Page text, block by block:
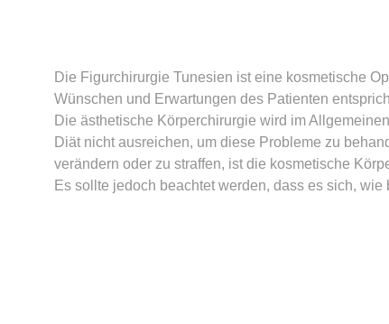
Die Figurchirurgie Tunesien ist eine kosmetische
Wünschen und Erwartungen des Patienten
Die ästhetische Körperchirurgie wird im
Diät nicht ausreichen, um diese Probleme zu
verändern oder zu straffen, ist die kosmetische
Es sollte jedoch beachtet werden, dass es sich,